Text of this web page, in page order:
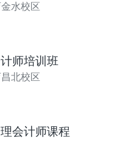
水校区
师培训班
北校区
会计师课程